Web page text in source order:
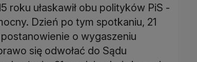
roku ułaskawił obu polityków PiS -
Dzień po tym spotkaniu, 21
postanowienie o wygaszeniu
się odwołać do Sądu